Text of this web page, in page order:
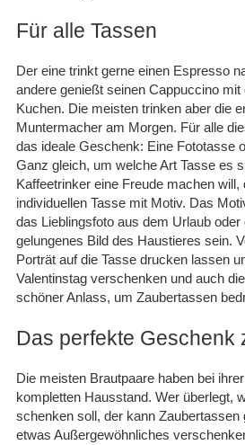
Für alle Tassen
Der eine trinkt gerne einen Espresso
andere genießt seinen Cappuccino
Kuchen. Die meisten trinken aber die
Muntermacher am Morgen. Für alle
das ideale Geschenk: Eine Fototasse
Ganz gleich, um welche Art Tasse es
Kaffeetrinker eine Freude machen
individuellen Tasse mit Motiv. Das
das Lieblingsfoto aus dem Urlaub oder
gelungenes Bild des Haustieres sein.
Porträt auf die Tasse drucken lassen
Valentinstag verschenken und auch
schöner Anlass, um Zaubertassen
Das perfekte Geschenk
Die meisten Brautpaare haben bei
kompletten Hausstand. Wer überlegt,
schenken soll, der kann Zaubertassen
etwas Außergewöhnliches